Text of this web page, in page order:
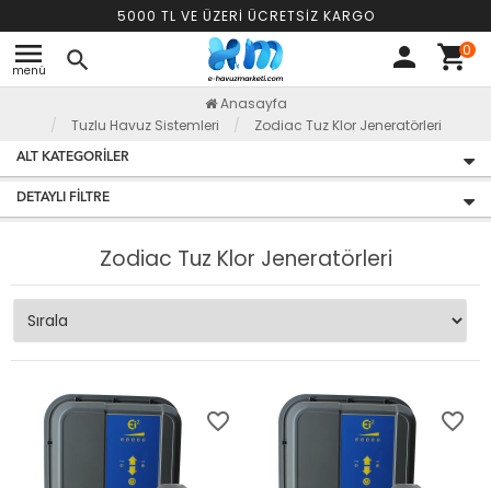
5000 TL VE ÜZERİ ÜCRETSİZ KARGO
menu
menü search person shopping_cart0
Anasayfa
Tuzlu Havuz Sistemleri
Zodiac Tuz Klor Jeneratörleri
ALT KATEGORILER
DETAYLI FILTRE
Zodiac Tuz Klor Jeneratörleri
favorite_border favorite_border